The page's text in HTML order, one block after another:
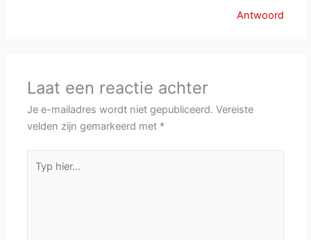
Antwoord
Laat een reactie achter
Je e-mailadres wordt niet gepubliceerd. Vereiste
velden zijn gemarkeerd met *
hier...